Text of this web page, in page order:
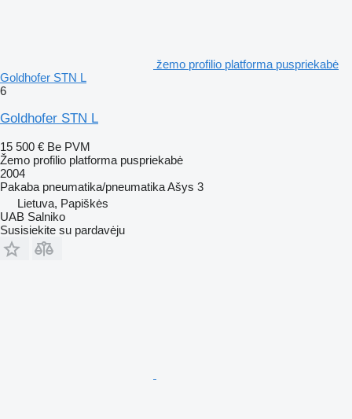
žemo profilio platforma puspriekabė
Goldhofer STN L
6
Goldhofer STN L
15 500 € Be PVM
Žemo profilio platforma puspriekabė
2004
Pakaba pneumatika/pneumatikaAšys 3
Lietuva, Papiškės
UAB Salniko
Susisiekite su pardavėju